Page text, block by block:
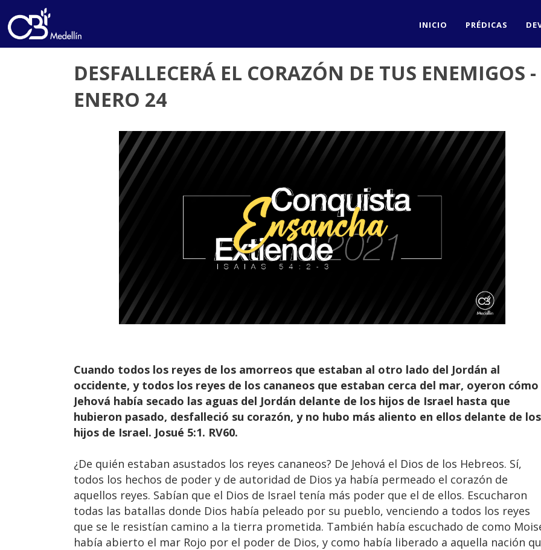
INICIO PRÉDICAS
DESFALLECERÁ EL CORAZÓN DE TUS ENEMIGOS -
ENERO 24
Cuando todos los reyes de los amorreos que estaban al otro lado del Jordán al
occidente, y todos los reyes de los cananeos que estaban cerca del mar, oyeron cómo
Jehová había secado las aguas del Jordán delante de los hijos de Israel hasta que
hubieron pasado, desfalleció su corazón, y no hubo más aliento en ellos delante de los
hijos de Israel. Josué 5:1. RV60.
¿De quién estaban asustados los reyes cananeos? De Jehová el Dios de los Hebreos. Sí,
todos los hechos de poder y de autoridad de Dios ya había permeado el corazón de
aquellos reyes. Sabían que el Dios de Israel tenía más poder que el de ellos. Escucharon
todas las batallas donde Dios había peleado por su pueblo, venciendo a todos los reyes
que se le resistían camino a la tierra prometida. También había escuchado de como
había abierto el mar Rojo por el poder de Dios, y como había liberado a aquella nación